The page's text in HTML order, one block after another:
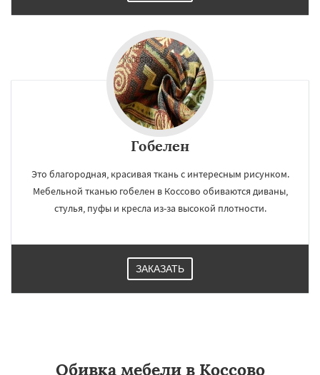
Гобелен
Это благородная, красивая ткань с интересным рисунком.
Мебельной тканью гобелен в Коссово обиваются диваны,
стулья, пуфы и кресла из-за высокой плотности.
ЗАКАЗАТЬ
Обивка мебели в Коссово